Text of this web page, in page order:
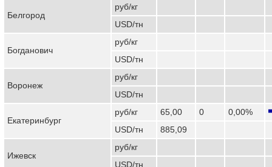
Белгород
руб/кг
USD/тн
Богданович
руб/кг
USD/тн
Воронеж
руб/кг
USD/тн
Екатеринбург
руб/кг 65,00 0
0,00%
USD/тн
885,09
Ижевск
руб/кг
USD/тн